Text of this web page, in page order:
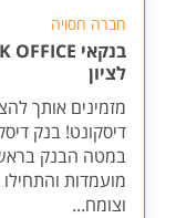
חברה חסויה
לציון
מזמינים אותך
דיסקונט! בנק
במטה הבנק
מועמדות והתחילו
וצומח...